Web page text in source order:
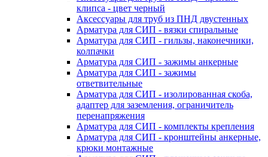
клипса - цвет черный
Аксессуары для труб из ПНД двустенных
Арматура для СИП - вязки спиральные
Арматура для СИП - гильзы, наконечники,
колпачки
Арматура для СИП - зажимы анкерные
Арматура для СИП - зажимы
ответвительные
Арматура для СИП - изолированная скоба,
адаптер для заземления, ограничитель
перенапряжения
Арматура для СИП - комплекты крепления
Арматура для СИП - кронштейны анкерные,
крюки монтажные